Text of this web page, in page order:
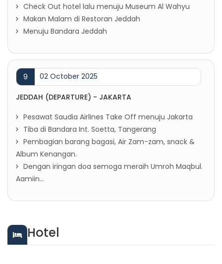
Check Out hotel lalu menuju Museum Al Wahyu
Makan Malam di Restoran Jeddah
Menuju Bandara Jeddah
9 02 October 2025
JEDDAH (DEPARTURE) - JAKARTA
Pesawat Saudia Airlines Take Off menuju Jakarta
Tiba di Bandara Int. Soetta, Tangerang
Pembagian barang bagasi, Air Zam-zam, snack &
Album Kenangan.
Dengan iringan doa semoga meraih Umroh Maqbul.
Aamiin...
Hotel